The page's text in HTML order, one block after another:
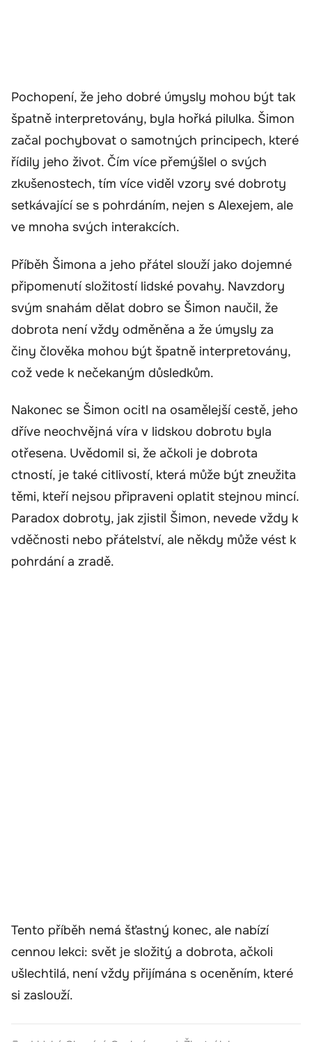
Pochopení, že jeho dobré úmysly mohou být tak
špatně interpretovány, byla hořká pilulka. Šimon
začal pochybovat o samotných principech, které
řídily jeho život. Čím více přemýšlel o svých
zkušenostech, tím více viděl vzory své dobroty
setkávající se s pohrdáním, nejen s Alexejem, ale
ve mnoha svých interakcích.
Příběh Šimona a jeho přátel slouží jako dojemné
připomenutí složitostí lidské povahy. Navzdory
svým snahám dělat dobro se Šimon naučil, že
dobrota není vždy odměněna a že úmysly za
činy člověka mohou být špatně interpretovány,
což vede k nečekaným důsledkům.
Nakonec se Šimon ocitl na osamělejší cestě, jeho
dříve neochvějná víra v lidskou dobrotu byla
otřesena. Uvědomil si, že ačkoli je dobrota
ctností, je také citlivostí, která může být zneužita
těmi, kteří nejsou připraveni oplatit stejnou mincí.
Paradox dobroty, jak zjistil Šimon, nevede vždy k
vděčnosti nebo přátelství, ale někdy může vést k
pohrdání a zradě.
Tento příběh nemá šťastný konec, ale nabízí
cennou lekci: svět je složitý a dobrota, ačkoli
ušlechtilá, není vždy přijímána s oceněním, které
si zaslouží.